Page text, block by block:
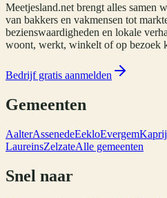
Meetjesland.net brengt alles samen
van bakkers en vakmensen tot
bezienswaardigheden en lokale
woont, werkt, winkelt of op bezoek
Bedrijf gratis aanmelden
Gemeenten
AalterAssenedeEekloEvergem
LaureinsZelzateAlle gemeenten
Snel naar